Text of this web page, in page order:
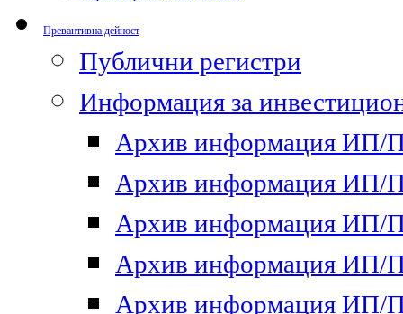
Превантивна дейност
Публични регистри
Информация за
Архив информация ИП/
Архив информация ИП/
Архив информация ИП/
Архив информация ИП/
Архив информация ИП/